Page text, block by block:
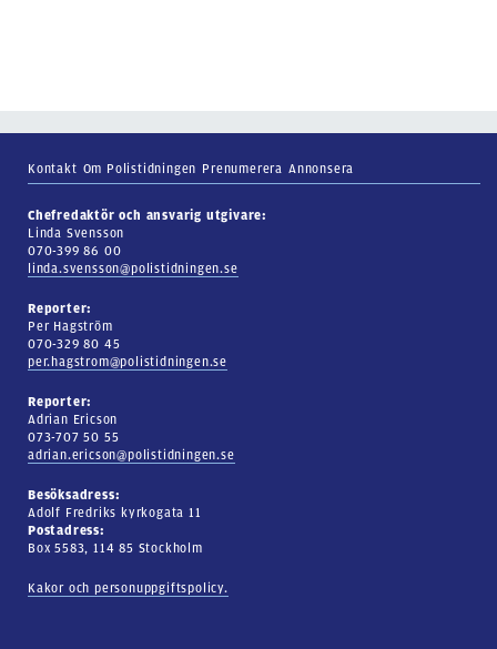
Kontakt Om Polistidningen Prenumerera Annonsera
Chefredaktör och ansvarig utgivare:
Linda Svensson
070-399 86 00
linda.svensson@polistidningen.se
Reporter:
Per Hagström
070-329 80 45
per.hagstrom@polistidningen.se
Reporter:
Adrian Ericson
073-707 50 55
adrian.ericson@polistidningen.se
Besöksadress:
Adolf Fredriks kyrkogata 11
Postadress:
Box 5583, 114 85 Stockholm
Kakor och personuppgiftspolicy.